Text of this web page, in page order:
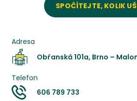
SPOČÍTEJTE, KOLIK
Adresa
Obřanská 101a, Brno –
Telefon
606 789 733